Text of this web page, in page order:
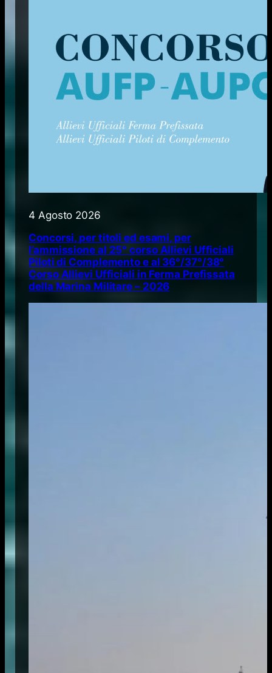
4 Agosto 2026
Concorsi, per titoli ed esami, per
l’ammissione al 25° corso Allievi Ufficiali
Piloti di Complemento e al 36°/37°/38°
Corso Allievi Ufficiali in Ferma Prefissata
della Marina Militare – 2026